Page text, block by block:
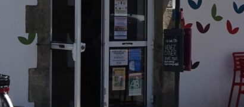
La Turballe